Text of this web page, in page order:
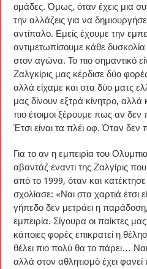
ομάδες. Όμως, όταν έχεις μια
την αλλάζεις για να
αντίπαλο. Εμείς έχουμε την
αντιμετωπίσουμε κάθε
στον αγώνα. Το πιο σημαντικό
Ζαλγκίρις μας κέρδισε δύο
αλλά είχαμε και στα δύο ματς
μας δίνουν εξτρά κίνητρο,
πιο έτοιμοι ξέρουμε πως αν
Έτσι είναι τα πλέι οφ. Όταν δεν
Για το αν η εμπειρία του
αβαντάζ έναντι της Ζαλγίρις
από το 1999, όταν και
σχολίασε: «Ναι στα χαρτιά έτσι
γήπεδο δεν μετράει η
εμπειρία. Σίγουρα οι παίκτες
κάποιες φορές επικρατεί η
θέλει πιο πολύ θα το πάρει…
αλλά στον αθλητισμό έχει